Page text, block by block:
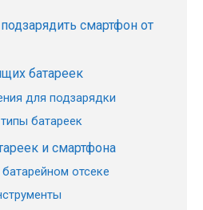
смартфон от
батареек
для подзарядки
батареек
и смартфона
отсеке